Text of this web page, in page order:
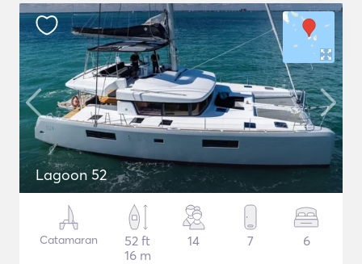
Lagoon 52
Catamaran
52 ft
16 m
14 7 6